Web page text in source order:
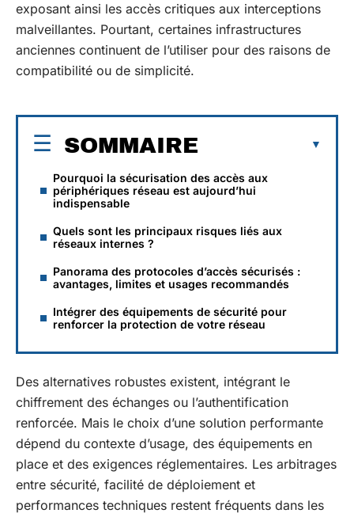
exposant ainsi les accès critiques aux interceptions
malveillantes. Pourtant, certaines infrastructures
anciennes continuent de l’utiliser pour des raisons de
compatibilité ou de simplicité.
SOMMAIRE
Pourquoi la sécurisation des accès aux
périphériques réseau est aujourd’hui
indispensable
Quels sont les principaux risques liés aux
réseaux internes ?
Panorama des protocoles d’accès sécurisés :
avantages, limites et usages recommandés
Intégrer des équipements de sécurité pour
renforcer la protection de votre réseau
Des alternatives robustes existent, intégrant le
chiffrement des échanges ou l’authentification
renforcée. Mais le choix d’une solution performante
dépend du contexte d’usage, des équipements en
place et des exigences réglementaires. Les arbitrages
entre sécurité, facilité de déploiement et
performances techniques restent fréquents dans les